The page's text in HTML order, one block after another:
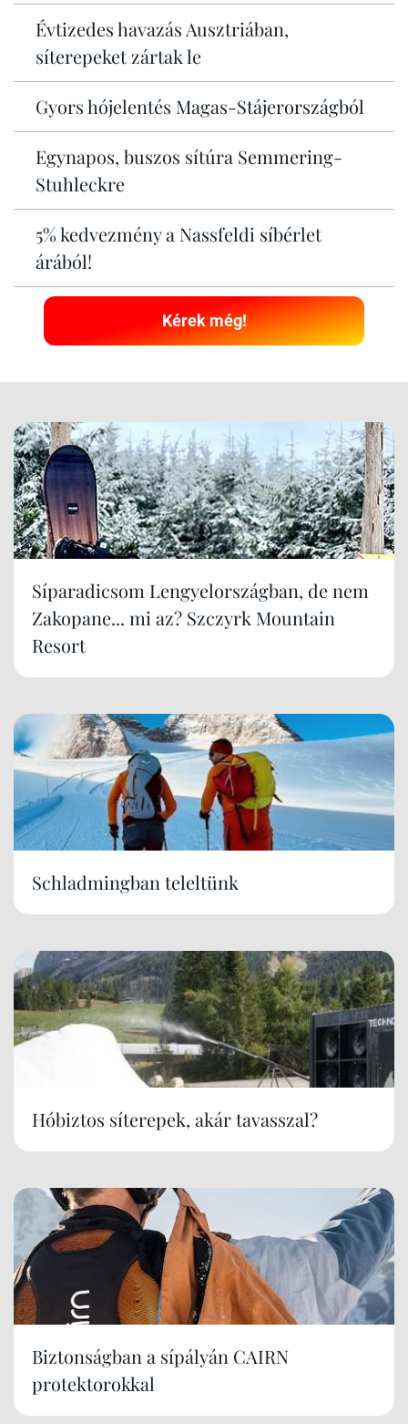
Évtizedes havazás Ausztriában,
síterepeket zártak le
Gyors hójelentés Magas-Stájerországból
Egynapos, buszos sítúra Semmering-
Stuhleckre
5% kedvezmény a Nassfeldi síbérlet
árából!
Kérek még!
Síparadicsom Lengyelországban, de nem
Zakopane... mi az? Szczyrk Mountain
Resort
Schladmingban teleltünk
Hóbiztos síterepek, akár tavasszal?
Biztonságban a sípályán CAIRN
protektorokkal